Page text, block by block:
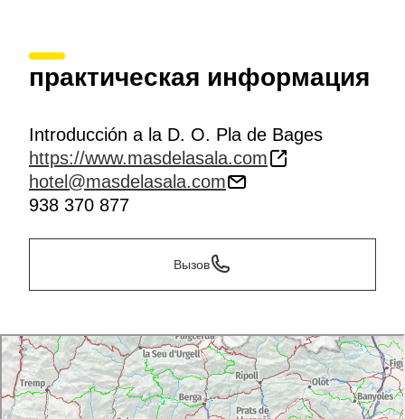
практическая информация
Introducción a la D. O. Pla de Bages
https://www.masdelasala.com
hotel@masdelasala.com
938 370 877
Вызов